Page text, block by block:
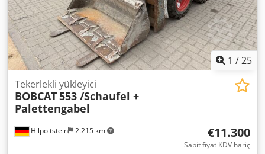
1 /25
Hilpoltstein 2.215 km
Tekerlekli yükleyici
BOBCAT553 /Schaufel +
Palettengabel
€11.300
Sabit fiyat KDV hariç